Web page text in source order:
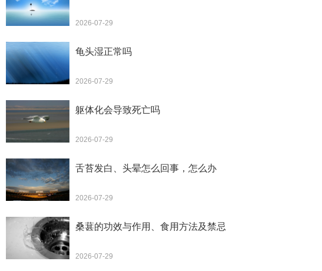
2026-07-29
龟头湿正常吗
2026-07-29
躯体化会导致死亡吗
2026-07-29
舌苔发白、头晕怎么回事，怎么办
2026-07-29
桑葚的功效与作用、食用方法及禁忌
2026-07-29